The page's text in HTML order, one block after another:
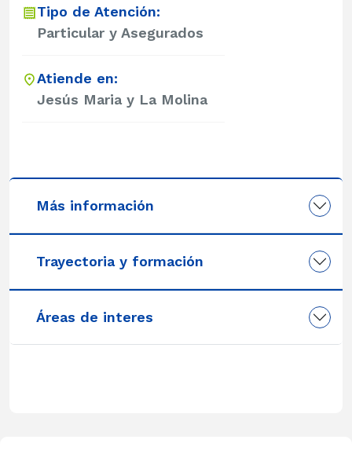
Tipo de Atención:
Particular y Asegurados
Atiende en:
Jesús Maria y La Molina
Más información
Trayectoria y formación
Áreas de interes